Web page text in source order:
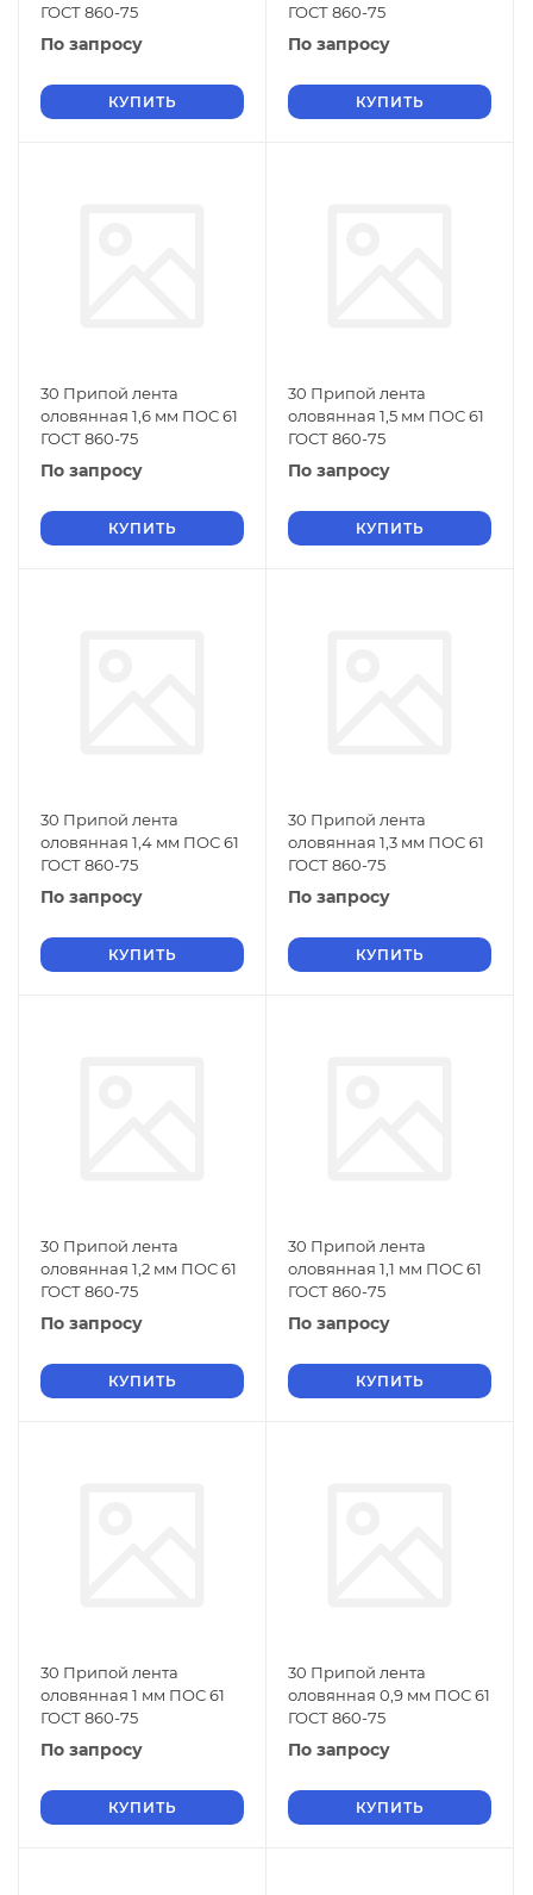
ГОСТ 860-75
По запросу
КУПИТЬ
ГОСТ 860-75
По запросу
КУПИТЬ
30 Припой лента
оловянная 1,6 мм ПОС 61
ГОСТ 860-75
По запросу
КУПИТЬ
30 Припой лента
оловянная 1,5 мм ПОС 61
ГОСТ 860-75
По запросу
КУПИТЬ
30 Припой лента
оловянная 1,4 мм ПОС 61
ГОСТ 860-75
По запросу
КУПИТЬ
30 Припой лента
оловянная 1,3 мм ПОС 61
ГОСТ 860-75
По запросу
КУПИТЬ
30 Припой лента
оловянная 1,2 мм ПОС 61
ГОСТ 860-75
По запросу
КУПИТЬ
30 Припой лента
оловянная 1,1 мм ПОС 61
ГОСТ 860-75
По запросу
КУПИТЬ
30 Припой лента
оловянная 1 мм ПОС 61
ГОСТ 860-75
По запросу
КУПИТЬ
30 Припой лента
оловянная 0,9 мм ПОС 61
ГОСТ 860-75
По запросу
КУПИТЬ